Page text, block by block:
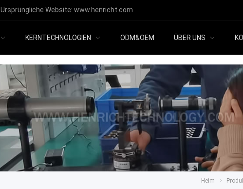
Ursprüngliche Website: www.henricht.com
KERNTECHNOLOGIEN ODM&OEM ÜBER UNS
Heim